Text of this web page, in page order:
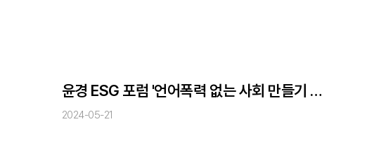
윤경 ESG 포럼 '언어폭력 없는 사회 만들기 챌린지'
2024-05-21